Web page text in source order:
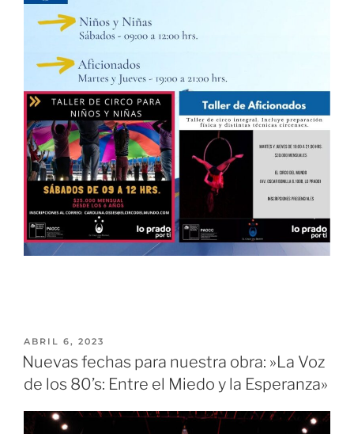
ABRIL 6, 2023
Nuevas fechas para nuestra obra: »La Voz
de los 80’s: Entre el Miedo y la Esperanza»